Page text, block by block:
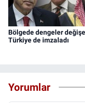
Bölgede dengeler
Türkiye de imzaladı
Yorumlar